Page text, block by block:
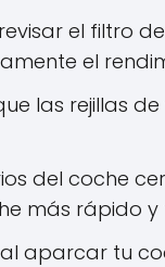
el filtro
el
las rejillas
del coche
más rápido
aparcar tu